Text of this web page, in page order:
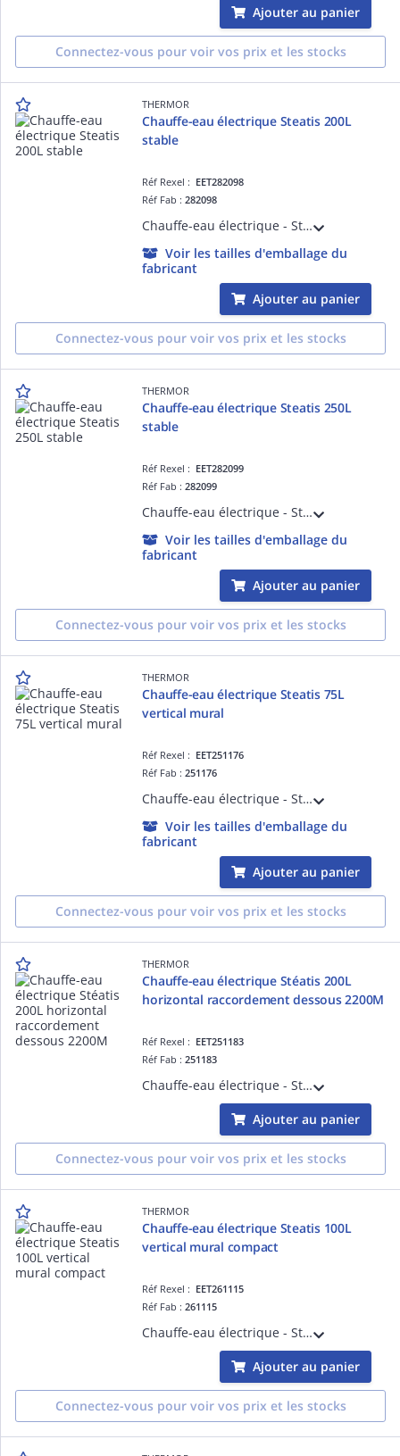
Ajouter au panier
Connectez-vous pour voir vos prix et les stocks
THERMOR
Chauffe-eau électrique Steatis 200L
stable
Réf Rexel : EET282098
Réf Fab :282098
Chauffe-eau électrique - Steatis 200L stable monophasé (transformable en triphasé avec kit) - livré avec 1 raccord diélectrique bimetal tournant 3/4'
Voir les tailles d'emballage du
fabricant
Ajouter au panier
Connectez-vous pour voir vos prix et les stocks
THERMOR
Chauffe-eau électrique Steatis 250L
stable
Réf Rexel : EET282099
Réf Fab :282099
Chauffe-eau électrique - Steatis 250L stable monophasé (transformable en triphasé avec kit) - livré avec 1 raccord diélectrique bimetal tournant 3/4'
Voir les tailles d'emballage du
fabricant
Ajouter au panier
Connectez-vous pour voir vos prix et les stocks
THERMOR
Chauffe-eau électrique Steatis 75L
vertical mural
Réf Rexel : EET251176
Réf Fab :251176
Chauffe-eau électrique - Steatis 75L vertical mural monophasé - livré avec 1 raccord diélectrique 3/4'
Voir les tailles d'emballage du
fabricant
Ajouter au panier
Connectez-vous pour voir vos prix et les stocks
THERMOR
Chauffe-eau électrique Stéatis 200L
horizontal raccordement dessous 2200M
Réf Rexel : EET251183
Réf Fab :251183
Chauffe-eau électrique - Stéatis 200L horizontal raccordement dessous monophasé 2200M - livré avec un raccord diélectrique 3/4'
Ajouter au panier
Connectez-vous pour voir vos prix et les stocks
THERMOR
Chauffe-eau électrique Steatis 100L
vertical mural compact
Réf Rexel : EET261115
Réf Fab :261115
Chauffe-eau électrique - Steatis 100L vertical mural compact monophasé - livré avec 1 raccord diélectrique 3/4'
Ajouter au panier
Connectez-vous pour voir vos prix et les stocks